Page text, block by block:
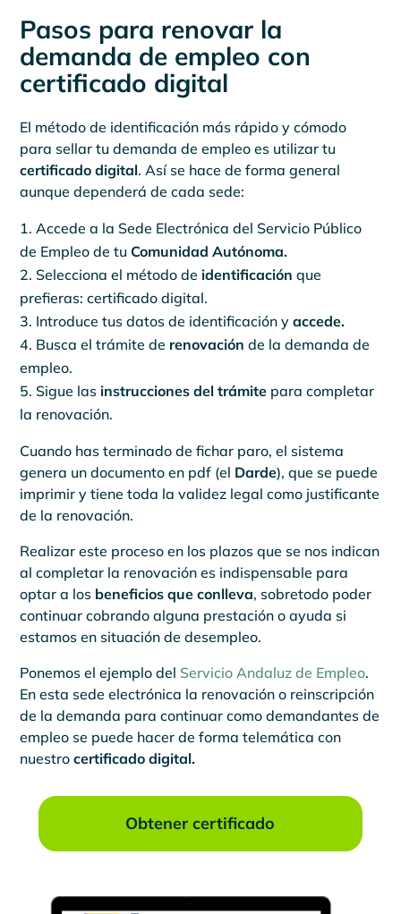
Pasos para renovar la
demanda de empleo con
certificado digital
El método de identificación más rápido y cómodo
para sellar tu demanda de empleo es utilizar tu
certificado digital. Así se hace de forma general
aunque dependerá de cada sede:
Accede a la Sede Electrónica del Servicio Público
de Empleo de tuComunidad Autónoma.
Selecciona el método de identificación que
prefieras: certificado digital.
Introduce tus datos de identificación yaccede.
Busca el trámite de renovación de la demanda de
empleo.
Sigue las instrucciones del trámite para completar
la renovación.
Cuando has terminado de fichar paro, el sistema
genera un documento en pdf (el Darde), que se puede
imprimir y tiene toda la validez legal como justificante
de la renovación.
Realizar este proceso en los plazos que se nos indican
al completar la renovación es indispensable para
optar a los beneficios que conlleva, sobretodo poder
continuar cobrando alguna prestación o ayuda si
estamos en situación de desempleo.
Ponemos el ejemplo del Servicio Andaluz de Empleo.
En esta sede electrónica la renovación o reinscripción
de la demanda para continuar como demandantes de
empleo se puede hacer de forma telemática con
nuestrocertificado digital.
Obtener certificado